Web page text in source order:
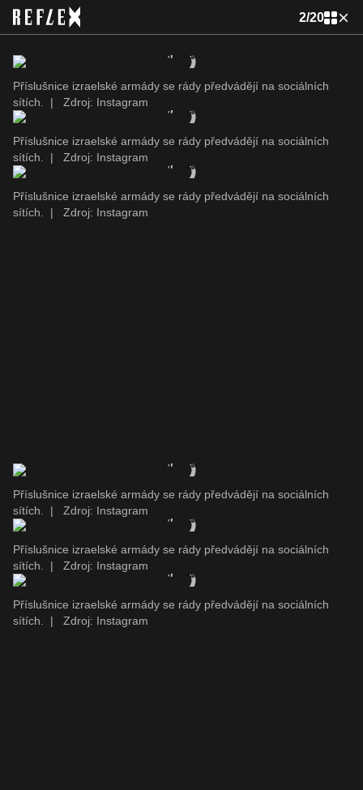
2/20
Příslušnice izraelské armády se rády předvádějí na sociálních
sítích.
| Zdroj: Instagram
Příslušnice izraelské armády se rády předvádějí na sociálních
sítích.
| Zdroj: Instagram
Příslušnice izraelské armády se rády předvádějí na sociálních
sítích.
| Zdroj: Instagram
Příslušnice izraelské armády se rády předvádějí na sociálních
sítích.
| Zdroj: Instagram
Příslušnice izraelské armády se rády předvádějí na sociálních
sítích.
| Zdroj: Instagram
Příslušnice izraelské armády se rády předvádějí na sociálních
sítích.
| Zdroj: Instagram